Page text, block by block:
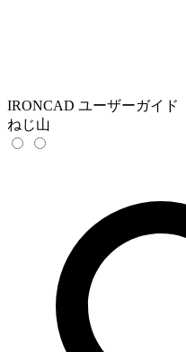
IRONCAD ユーザーガイド
ねじ山